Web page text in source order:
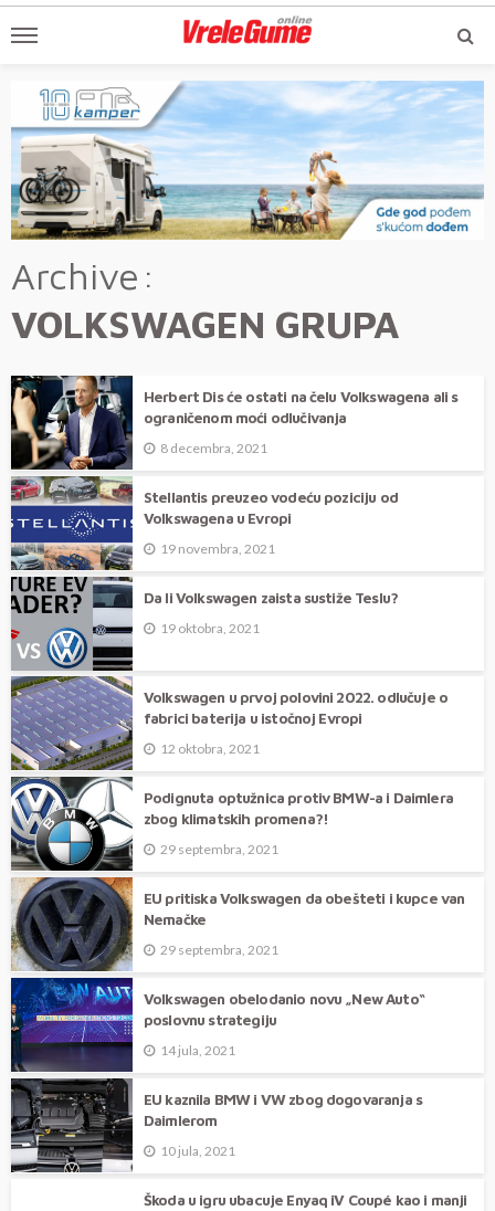
Archive
VOLKSWAGEN GRUPA
Herbert Dis će ostati na čelu Volkswagena ali s
ograničenom moći odlučivanja
8 decembra, 2021
Stellantis preuzeo vodeću poziciju od
Volkswagena u Evropi
19 novembra, 2021
Da li Volkswagen zaista sustiže Teslu?
19 oktobra, 2021
Volkswagen u prvoj polovini 2022. odlučuje o
fabrici baterija u istočnoj Evropi
12 oktobra, 2021
Podignuta optužnica protiv BMW-a i Daimlera
zbog klimatskih promena?!
29 septembra, 2021
EU pritiska Volkswagen da obešteti i kupce van
Nemačke
29 septembra, 2021
Volkswagen obelodanio novu „New Auto“
poslovnu strategiju
14 jula, 2021
EU kaznila BMW i VW zbog dogovaranja s
Daimlerom
10 jula, 2021
Škoda u igru ubacuje Enyaq iV Coupé kao i manji